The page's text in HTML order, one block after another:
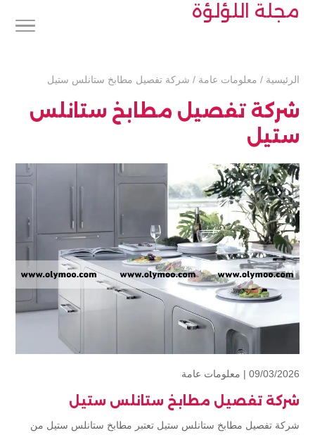
مجلة اللؤلؤة
الرئيسية / معلومات عامة / شركة تفصيل مطابخ ستانلس ستيل
شركة تفصيل مطابخ ستانلس
ستيل
09/03/2026 | معلومات عامة
شركة تفصيل مطابخ ستانلس ستيل
شركة تفصيل مطابخ ستانلس ستيل تعتبر مطابخ ستانلس ستيل من